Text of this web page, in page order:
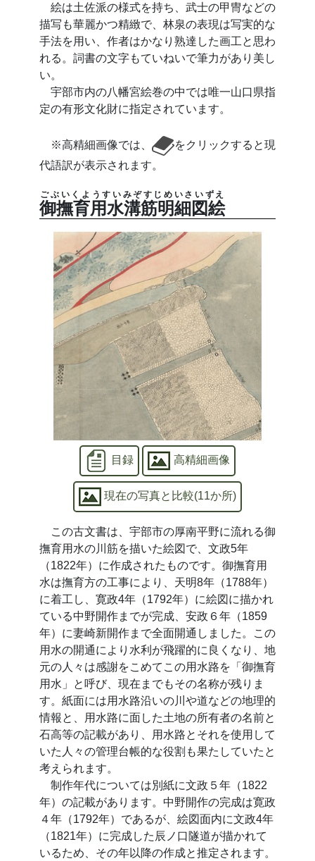
絵は土佐派の様式を持ち、武士の甲冑などの
描写も華麗かつ精緻で、林泉の表現は写実的な
手法を用い、作者はかなり熟達した画工と思わ
れる。詞書の文字もていねいで筆力があり美し
い。
宇部市内の八幡宮絵巻の中では唯一山口県指
定の有形文化財に指定されています。
※高精細画像では、
をクリックすると現
代語訳が表示されます。
御撫育用水溝筋明細図絵
ごぶいくようすいみぞすじめいさいずえ
目録 高精細画像
現在の写真と比較(11か所)
この古文書は、宇部市の厚南平野に流れる御
撫育用水の川筋を描いた絵図で、文政5年
（1822年）に作成されたものです。御撫育用
水は撫育方の工事により、天明8年（1788年）
に着工し、寛政4年（1792年）に絵図に描かれ
ている中野開作までが完成、安政６年（1859
年）に妻崎新開作まで全面開通しました。この
用水の開通により水利が飛躍的に良くなり、地
元の人々は感謝をこめてこの用水路を「御撫育
用水」と呼び、現在までもその名称が残りま
す。紙面には用水路沿いの川や道などの地理的
情報と、用水路に面した土地の所有者の名前と
石高等の記載があり、用水路とそれを使用して
いた人々の管理台帳的な役割も果たしていたと
考えられます。
制作年代については別紙に文政５年（1822
年）の記載があります。中野開作の完成は寛政
４年（1792年）であるが、絵図面内に文政4年
（1821年）に完成した辰ノ口隧道が描かれて
いるため、その年以降の作成と推定されます。